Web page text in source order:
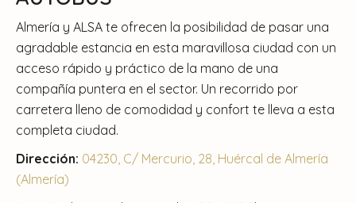
Almería y ALSA te ofrecen la posibilidad de pasar una
agradable estancia en esta maravillosa ciudad con un
acceso rápido y práctico de la mano de una
compañía puntera en el sector. Un recorrido por
carretera lleno de comodidad y confort te lleva a esta
completa ciudad.
Dirección: 04230, C/ Mercurio, 28, Huércal de Almería
(Almería)